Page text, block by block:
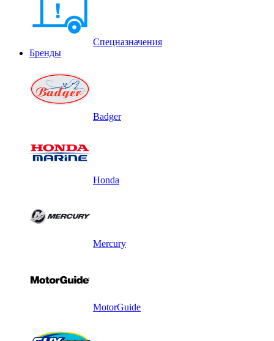
Спецназначения
Бренды
Badger
Honda
Mercury
MotorGuide